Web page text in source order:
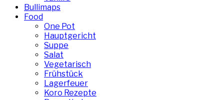
Bullimaps
Food
One Pot
Hauptgericht
Suppe
Salat
Vegetarisch
Frühstück
Lagerfeuer
Koro Rezepte